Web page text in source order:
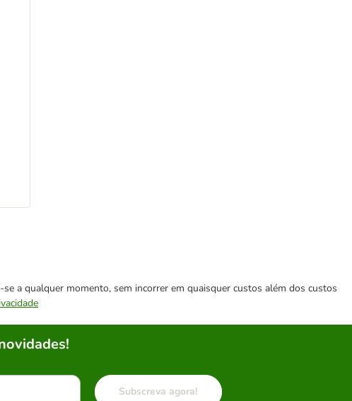
a qualquer momento, sem incorrer em quaisquer custos além dos custos
Subscreva agora!